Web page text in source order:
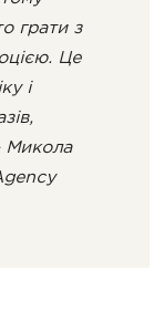
грати з
Це
і
Микола